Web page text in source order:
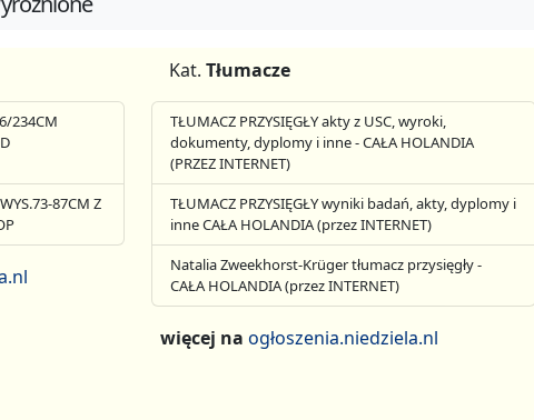
234CM
87CM Z
Kat. Tłumacze
TŁUMACZ PRZYSIĘGŁY akty z USC, wyroki,
dokumenty, dyplomy i inne - CAŁA HOLANDIA
(PRZEZ INTERNET)
TŁUMACZ PRZYSIĘGŁY wyniki badań, akty, dyplomy i
inne CAŁA HOLANDIA (przez INTERNET)
Natalia Zweekhorst-Krüger tłumacz przysięgły -
CAŁA HOLANDIA (przez INTERNET)
więcej naogłoszenia.niedziela.nl